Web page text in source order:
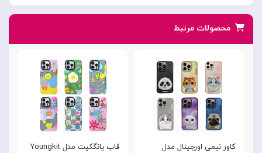
محصولات مرتبط
قاب یانگکیت مدل Youngkit
کاور نیمی اورجینال مدل